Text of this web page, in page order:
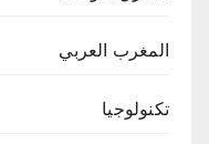
المغرب العربي
تكنولوجيا